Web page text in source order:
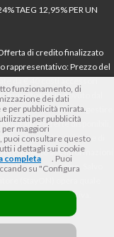
TAEG 12,95% PER UN
di credito finalizzato
rappresentativo: Prezzo del
Importo totale dovuto dal
a 90 giorni. Al fine di gestire
altre offerte disponibili,
di prendere visione di
alle Informazioni
percorso online. Salvo
(StayON) opera quale
non in esclusiva.
funzionamento, di
dei dati
per pubblicità mirata.
per pubblicità
maggiori
puoi consultare questo
i dettagli sui cookie
completa
. Puoi
su "Configura